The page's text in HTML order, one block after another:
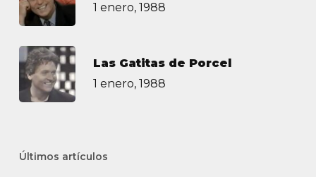
1 enero, 1988
Las Gatitas de Porcel
1 enero, 1988
Últimos artículos